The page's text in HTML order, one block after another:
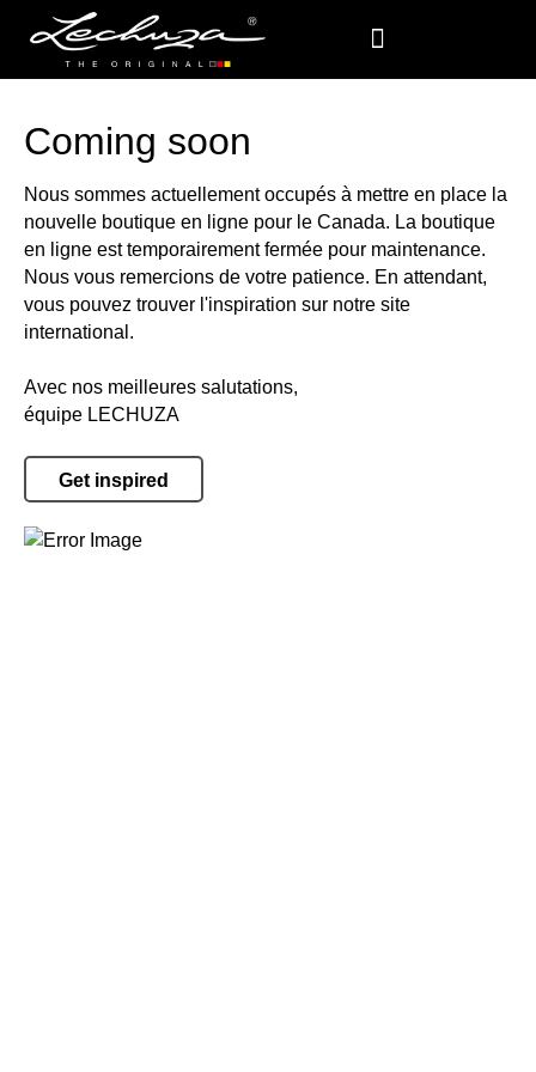
Coming soon
Nous sommes actuellement occupés à mettre en place la
nouvelle boutique en ligne pour le Canada. La boutique
en ligne est temporairement fermée pour maintenance.
Nous vous remercions de votre patience. En attendant,
vous pouvez trouver l'inspiration sur notre site
international.
Avec nos meilleures salutations,
équipe LECHUZA
Get inspired